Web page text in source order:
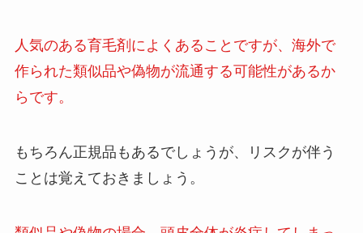
人気のある育毛剤によくあることですが、海外で
作られた類似品や偽物が流通する可能性があるか
らです。
もちろん正規品もあるでしょうが、リスクが伴う
ことは覚えておきましょう。